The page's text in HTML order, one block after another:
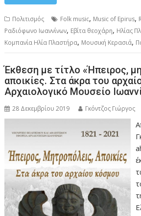
Πολιτισμός Folk music, Music of Epirus,
Ραδιόφωνο Ιωαννίνων, Εβίτα θεοχάρη, Ηλίας
Κομπανία Ηλία Πλαστήρα, Μουσική Κερασιά,
Έκθεση με τίτλο «Ήπειρος,
αποικίες. Στα άκρα του
Αρχαιολογικό Μουσείο
28 Δεκεμβρίου 2019 Γκόντζος Γιώργος